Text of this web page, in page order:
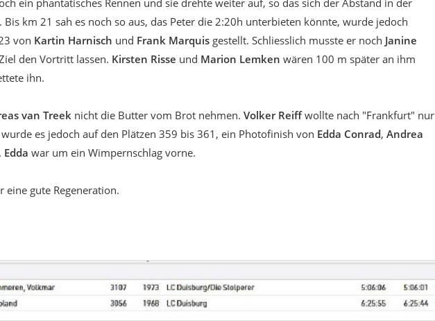
ein phantatisches Rennen und sie drehte weiter auf, so das sich der Abstand in der
km 21 sah es noch so aus, das Peter die 2:20h unterbieten könnte, wurde jedoch
von Kartin Harnisch und Frank Marquis gestellt. Schliesslich musste er noch Janine
den Vortritt lassen. Kirsten Risse und Marion Lemken wären 100 m später an ihm
ihn.
van Treek nicht die Butter vom Brot nehmen. Volker Reiffwollte nach "Frankfurt" nur
es jedoch auf den Plätzen 359 bis 361, ein Photofinish von Edda Conrad, Andrea
. Edda war um ein Wimpernschlag vorne.
gute Regeneration.